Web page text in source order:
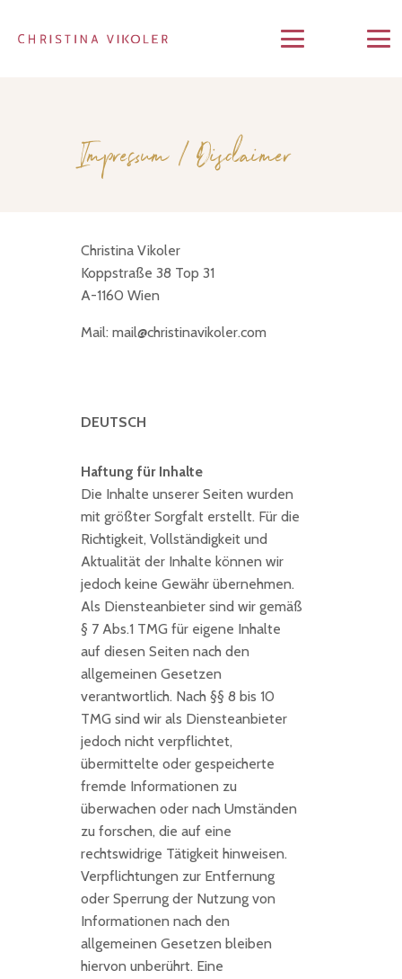
Impressum / Disclaimer
Christina Vikoler
Koppstraße 38 Top 31
A-1160 Wien
Mail: mail@christinavikoler.com
DEUTSCH
Haftung für Inhalte
Die Inhalte unserer Seiten wurden
mit größter Sorgfalt erstellt. Für die
Richtigkeit, Vollständigkeit und
Aktualität der Inhalte können wir
jedoch keine Gewähr übernehmen.
Als Diensteanbieter sind wir gemäß
§ 7 Abs.1 TMG für eigene Inhalte
auf diesen Seiten nach den
allgemeinen Gesetzen
verantwortlich. Nach §§ 8 bis 10
TMG sind wir als Diensteanbieter
jedoch nicht verpflichtet,
übermittelte oder gespeicherte
fremde Informationen zu
überwachen oder nach Umständen
zu forschen, die auf eine
rechtswidrige Tätigkeit hinweisen.
Verpflichtungen zur Entfernung
oder Sperrung der Nutzung von
Informationen nach den
allgemeinen Gesetzen bleiben
hiervon unberührt. Eine